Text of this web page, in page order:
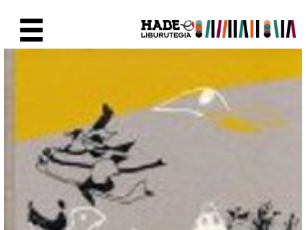
Eskuratu berriak Fitxa -